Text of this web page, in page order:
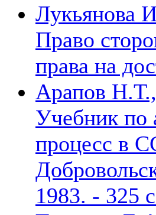
Лукьянова
Право
права на
Арапов Н.Т.,
Учебник по
процесс в
1983. - 325